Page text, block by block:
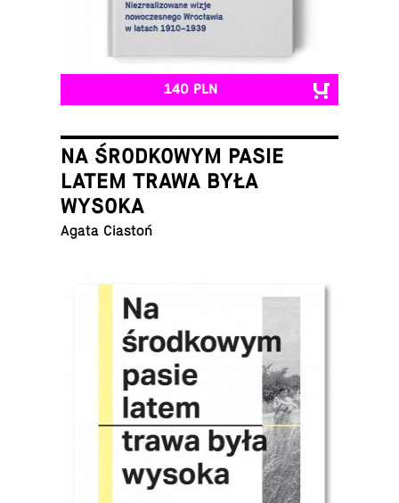
140 PLN
NA ŚRODKOWYM PASIE
LATEM TRAWA BYŁA
WYSOKA
Agata Ciastoń